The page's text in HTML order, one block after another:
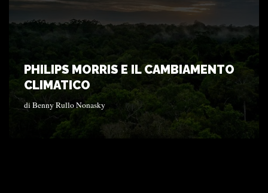
PHILIPS MORRIS E IL CAMBIAMENTO
CLIMATICO
diBenny Rullo Nonasky